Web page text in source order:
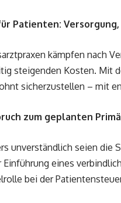
Patienten:
kämpfen nach
steigenden Kosten. Mit
sicherzustellen – mit
zum geplanten
unverständlich seien die
Einführung eines
bei der